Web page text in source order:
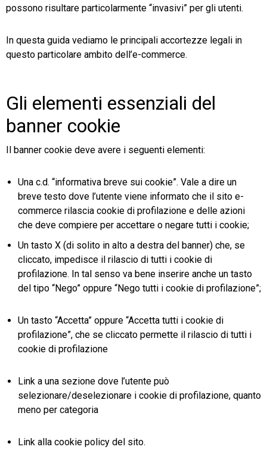
possono risultare particolarmente “invasivi” per gli utenti.
In questa guida vediamo le principali accortezze legali in
questo particolare ambito dell’e-commerce.
Gli elementi essenziali del
banner cookie
Il banner cookie deve avere i seguenti elementi:
Una c.d. “informativa breve sui cookie”. Vale a dire un
breve testo dove l’utente viene informato che il sito e-
commerce rilascia cookie di profilazione e delle azioni
che deve compiere per accettare o negare tutti i cookie;
Un tasto X (di solito in alto a destra del banner) che, se
cliccato, impedisce il rilascio di tutti i cookie di
profilazione. In tal senso va bene inserire anche un tasto
del tipo “Nego” oppure “Nego tutti i cookie di profilazione”;
Un tasto “Accetta” oppure “Accetta tutti i cookie di
profilazione”, che se cliccato permette il rilascio di tutti i
cookie di profilazione
Link a una sezione dove l’utente può
selezionare/deselezionare i cookie di profilazione, quanto
meno per categoria
Link alla cookie policy del sito.